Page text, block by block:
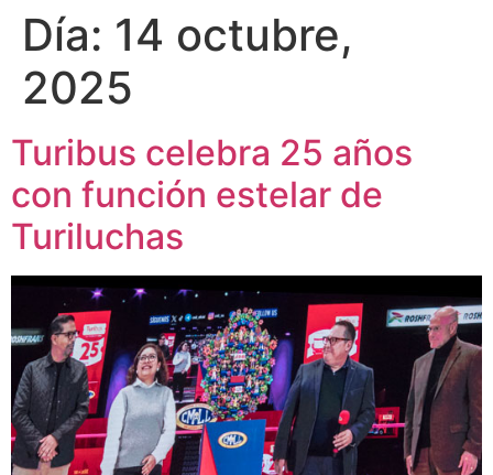
Día: 14 octubre,
2025
Turibus celebra 25 años
con función estelar de
Turiluchas